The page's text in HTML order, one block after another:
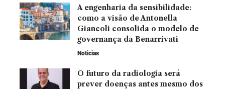
A engenharia da sensibilidade:
como a visão de Antonella
Giancoli consolida o modelo de
governança da Benarrivati
Noticias
O futuro da radiologia será
prever doenças antes mesmo dos